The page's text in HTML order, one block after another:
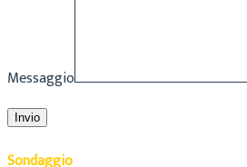
Messaggio
Sondaggio